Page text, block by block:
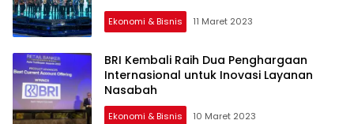
Ekonomi & Bisnis 11 Maret 2023
BRI Kembali Raih Dua Penghargaan
Internasional untuk Inovasi Layanan
Nasabah
Ekonomi & Bisnis 10 Maret 2023